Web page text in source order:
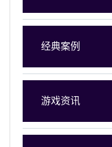
经典案例
游戏资讯